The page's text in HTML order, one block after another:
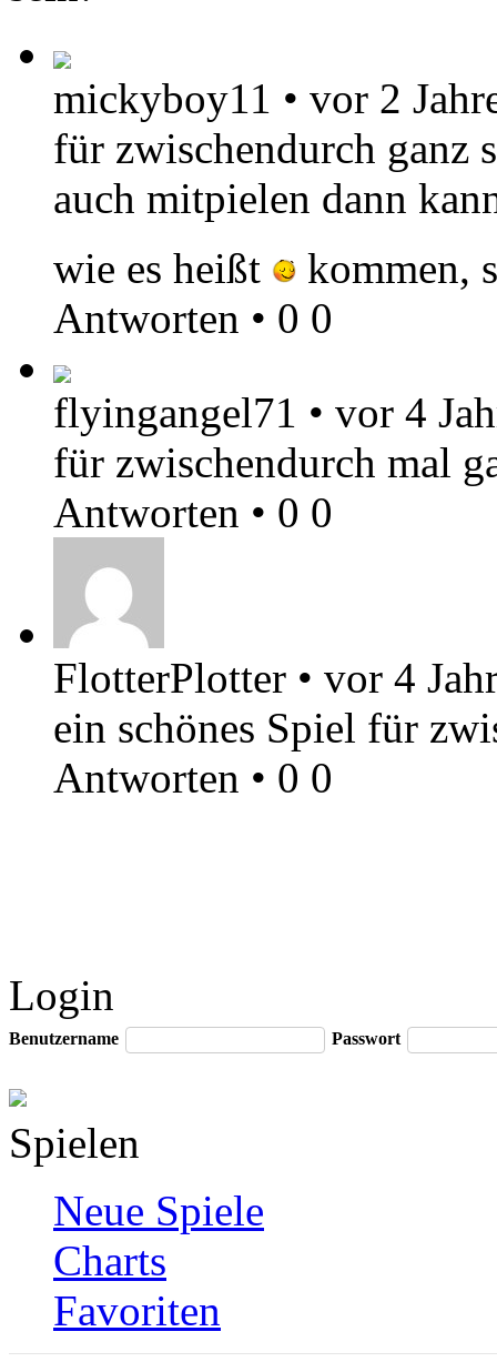
mickyboy11 • vor 2
für zwischendurch ganz
auch mitpielen dann
wie es heißt
kommen,
Antworten • 0 0
flyingangel71 • vor 4
für zwischendurch mal
Antworten • 0 0
FlotterPlotter • vor 4
ein schönes Spiel für
Antworten • 0 0
Login
Benutzername Passwort
Spielen
Neue Spiele
Charts
Favoriten